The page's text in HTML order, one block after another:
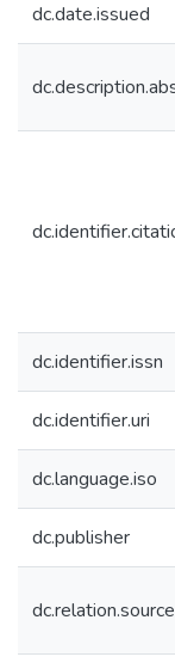
dc.date.issued
dc.identifier.issn
dc.identifier.uri
dc.language.iso
dc.publisher
dc.relation.source